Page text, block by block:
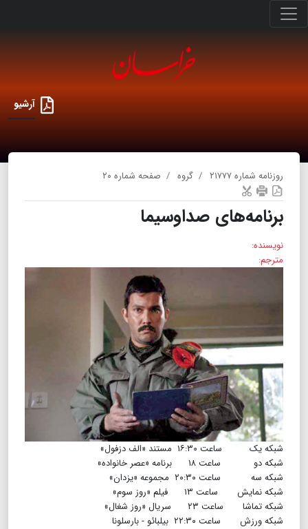
آرشیو
روزنامه شماره ۲۱۷۷۷ گروه صفحه شماره ۲۰
برنامه‌های صداوسیما
نویسنده:
مترجم:
​​​​​​​شبکه یک ساعت ۱۶:۳۰ مستند «الف دزفول»
شبکه دو ساعت ۱۸ برنامه «عصر خانواده»
شبکه سه ساعت ۲۰:۳۰ مجموعه «یزدان»
شبکه نمایش ساعت ۱۳ فیلم «روز سوم»
شبکه تماشا ساعت ۲۳ سریال «روز شغال»
شبکه ورزش ساعت ۲۲:۳۰ بیلبائو - بارسلونا